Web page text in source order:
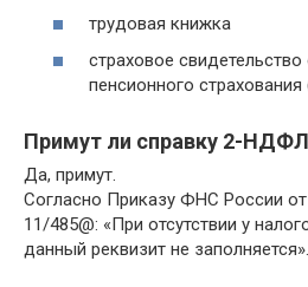
трудовая книжка
страховое свидетельство
пенсионного
Примут ли справку 2-
Да, примут.
Согласно Приказу ФНС России
11/485@: «При отсутствии у
данный реквизит не заполняется».